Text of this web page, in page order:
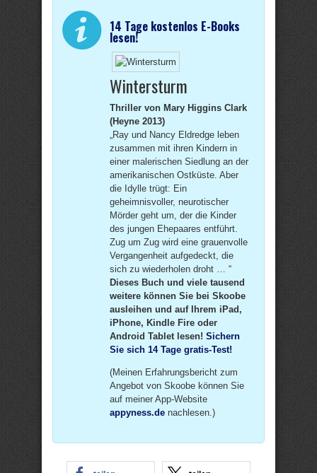
14 Tage kostenlos E-Books
lesen!
Wintersturm
Thriller von Mary Higgins Clark
(Heyne 2013)
„Ray und Nancy Eldredge leben
zusammen mit ihren Kindern in
einer malerischen Siedlung an der
amerikanischen Ostküste. Aber
die Idylle trügt: Ein
geheimnisvoller, neurotischer
Mörder geht um, der die Kinder
des jungen Ehepaares entführt.
Zug um Zug wird eine grauenvolle
Vergangenheit aufgedeckt, die
sich zu wiederholen droht … “
Dieses Buch und viele tausend
weitere können Sie bei Skoobe
ausleihen und auf Ihrem iPad,
iPhone, Kindle Fire oder
Android Tablet lesen! Sichern
Sie sich 14 Tage gratis-Test!
(Meinen Erfahrungsbericht zum
Angebot von Skoobe können Sie
auf meiner App-Website
appyness.de nachlesen.)